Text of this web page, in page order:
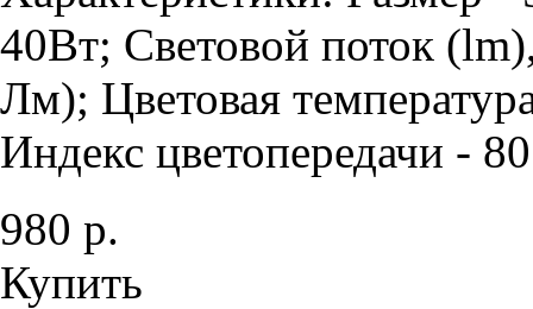
40Вт; Световой поток
Лм); Цветовая
Индекс цветопередачи -
980 р.
Купить